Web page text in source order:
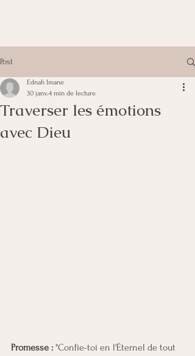
Post
Traverser les émotions
avec Dieu
Ednah Imane
30 janv.4 min de lecture
Promesse : "Confie-toi en l'Éternel de tout